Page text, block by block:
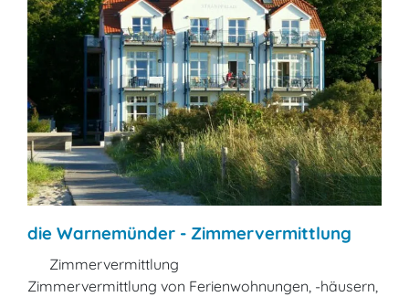
die Warnemünder - Zimmervermittlung
Zimmervermittlung
Zimmervermittlung von Ferienwohnungen, -häusern,